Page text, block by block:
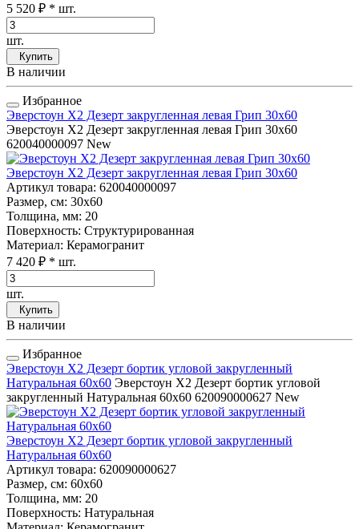
5 520 ₽ * шт.
шт.
Купить
В наличии
Избранное
Эверстоун Х2 Дезерт закругленная левая Грип 30x60
Эверстоун Х2 Дезерт закругленная левая Грип 30x60
620040000097 New
Эверстоун Х2 Дезерт закругленная левая Грип 30x60
Артикул товара: 620040000097
Размер, см: 30x60
Толщина, мм: 20
Поверхность: Структурированная
Материал: Керамогранит
7 420 ₽ * шт.
шт.
Купить
В наличии
Избранное
Эверстоун Х2 Дезерт бортик угловой закругленный
Натуральная 60x60 Эверстоун Х2 Дезерт бортик угловой
закругленный Натуральная 60x60 620090000627 New
Эверстоун Х2 Дезерт бортик угловой закругленный
Натуральная 60x60
Артикул товара: 620090000627
Размер, см: 60x60
Толщина, мм: 20
Поверхность: Натуральная